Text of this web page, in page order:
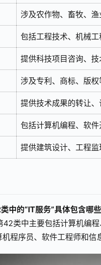
涉及农作物、畜牧、渔
包括工程技术、机械工
提供科技项目咨询、技
涉及专利、商标、版权
提供技术成果的转让、
包括计算机编程、软件
提供建筑设计、工程监
中的“IT服务”具体包含哪些
42类中主要包括计算机编
程序员、软件工程师和信